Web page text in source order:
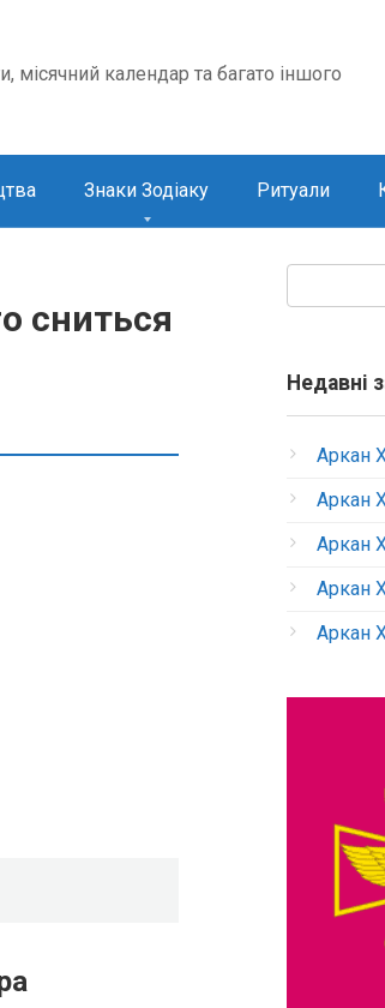
місячний календар та багато іншого
Знаки Зодіаку Ритуали
сниться
Недавні
Аркан
Аркан
Аркан
Аркан
Аркан